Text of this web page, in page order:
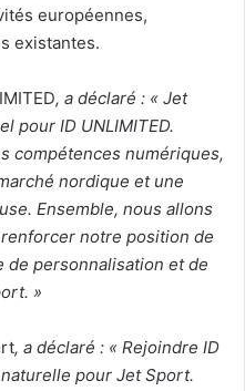
européennes,
existantes.
, a déclaré : « Jet
pour ID UNLIMITED.
compétences numériques,
nordique et une
Ensemble, nous allons
notre position de
personnalisation et de
»
, a déclaré : « Rejoindre ID
pour Jet Sport.